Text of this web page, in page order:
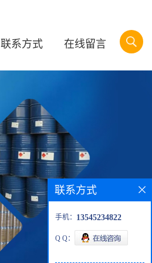
联系方式 在线留言
联系方式
手机： 13545234822
Q Q：